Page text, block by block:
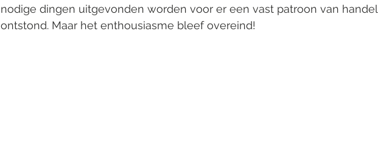
nodige dingen uitgevonden worden voor er een vast patroon van
ontstond. Maar het enthousiasme bleef overeind!